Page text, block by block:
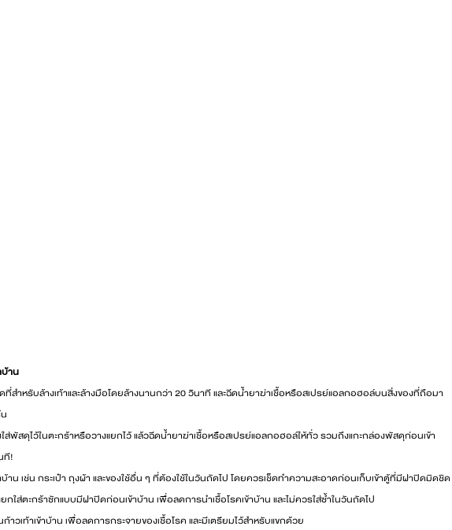
าน
สำหรับล้างเท้าและล้างมือโดยล้างนานกว่า 20 วินาที และฉีดน้ำยาฆ่าเชื้อหรือสเปรย์แอลกอฮอล์บนสิ่งของที่ถือมา
พัสดุไว้ในตะกร้าหรือวางแยกไว้ แล้วฉีดน้ำยาฆ่าเชื้อหรือสเปรย์แอลกอฮอล์ให้ทั่ว รวมถึงแกะกล่องพัสดุก่อนเข้า
ที!
าน เช่น กระเป๋า ถุงผ้า และของใช้อื่น ๆ ที่ต้องใช้ในวันถัดไป โดยควรเช็ดทำความสะอาดก่อนเก็บเข้าตู้ที่มีฝาปิดมิดชิด
กใส่ตะกร้าซักแบบมีฝาปิดก่อนเข้าบ้าน เพื่อลดการนำเชื้อโรคเข้าบ้าน และไม่ควรใส่ซ้ำในวันถัดไป
าวเท้าเข้าบ้าน เพื่อลดการกระจายของเชื้อโรค และมีเตรียมไว้สำหรับแขกด้วย